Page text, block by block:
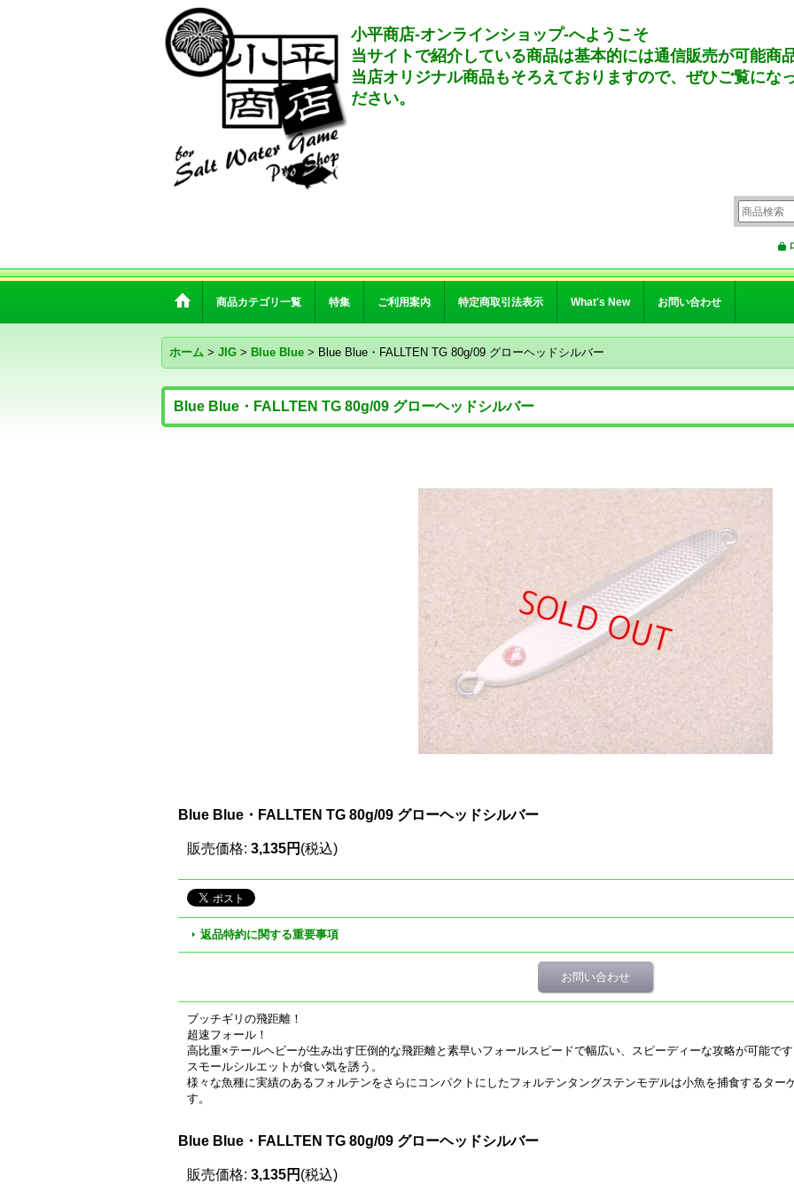
小平商店-オンラインショップ-へようこそ
当サイトで紹介している商品は基本的には通信販売が可能商
当店オリジナル商品もそろえておりますので、ぜひご覧にな
ださい。
商品カテゴリ一覧 特集 ご利用案内 特定商取引法表示 What's New お問い合わせ
ホーム > JIG > Blue Blue > Blue Blue・FALLTEN TG 80g/09 グローヘッドシルバー
Blue Blue・FALLTEN TG 80g/09 グローヘッドシルバー
Blue Blue・FALLTEN TG 80g/09 グローヘッドシルバー
販売価格: 3,135円 (税込)
返品特約に関する重要事項
お問い合わせ
ブッチギリの飛距離！
超速フォール！
高比重×テールヘビーが生み出す圧倒的な飛距離と素早いフォールスピードで幅広い、スピーディーな攻略が可能で
スモールシルエットが食い気を誘う。
様々な魚種に実績のあるフォルテンをさらにコンパクトにしたフォルテンタングステンモデルは小魚を捕食するター
す。
Blue Blue・FALLTEN TG 80g/09 グローヘッドシルバー
販売価格: 3,135円 (税込)